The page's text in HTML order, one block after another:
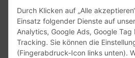
Durch Klicken auf „Alle
Einsatz folgender Dienste auf
Analytics, Google Ads, Google Tag
Tracking. Sie können die
(Fingerabdruck-Icon links unten).